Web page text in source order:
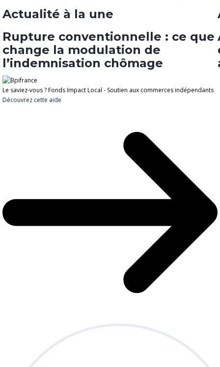
Actualité à la une
Rupture conventionnelle : ce que
change la modulation de
l’indemnisation chômage
Le saviez-vous ?Fonds Impact Local - Soutien aux commerces indépendants
Découvrez cette aide